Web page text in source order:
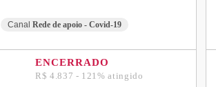
Canal Rede de apoio - Covid-19
ENCERRADO
R$ 4.837 - 121% atingido